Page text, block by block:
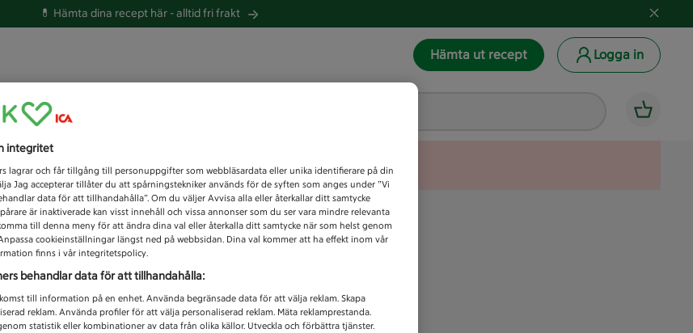
💊 Hämta dina recept här -alltid fri frakt
Hämta ut recept Logga in
idag?
Unknown error
integritet
lagrar och får tillgång till personuppgifter som webbläsardata eller unika identifierare på din
Jag accepterar tillåter du att spårningstekniker används för de syften som anges under ”Vi
data för att tillhandahålla”. Om du väljer Avvisa alla eller återkallar ditt samtycke
är inaktiverade kan visst innehåll och vissa annonser som du ser vara mindre relevanta
till denna meny för att ändra dina val eller återkalla ditt samtycke när som helst genom
cookieinställningar längst ned på webbsidan. Dina val kommer att ha effekt inom vår
finns i vår integritetspolicy.
behandlar data för att tillhandahålla:
till information på en enhet. Använda begränsade data för att välja reklam. Skapa
reklam. Använda profiler för att välja personaliserad reklam. Mäta reklamprestanda.
statistik eller kombinationer av data från olika källor. Utveckla och förbättra tjänster.